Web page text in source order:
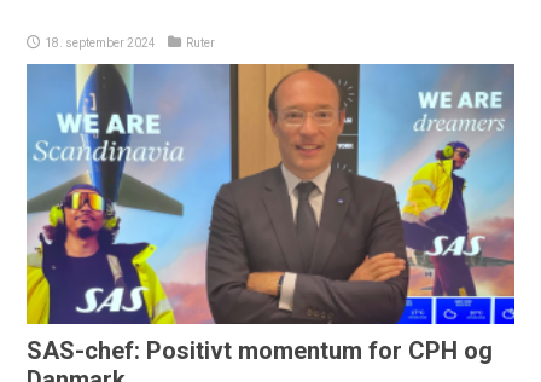
18. september 2024 Ruter
SAS-chef: Positivt momentum for CPH og